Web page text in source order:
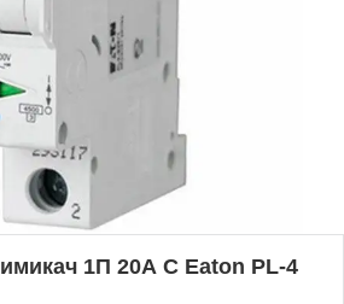
1П 20А С Eaton PL-4